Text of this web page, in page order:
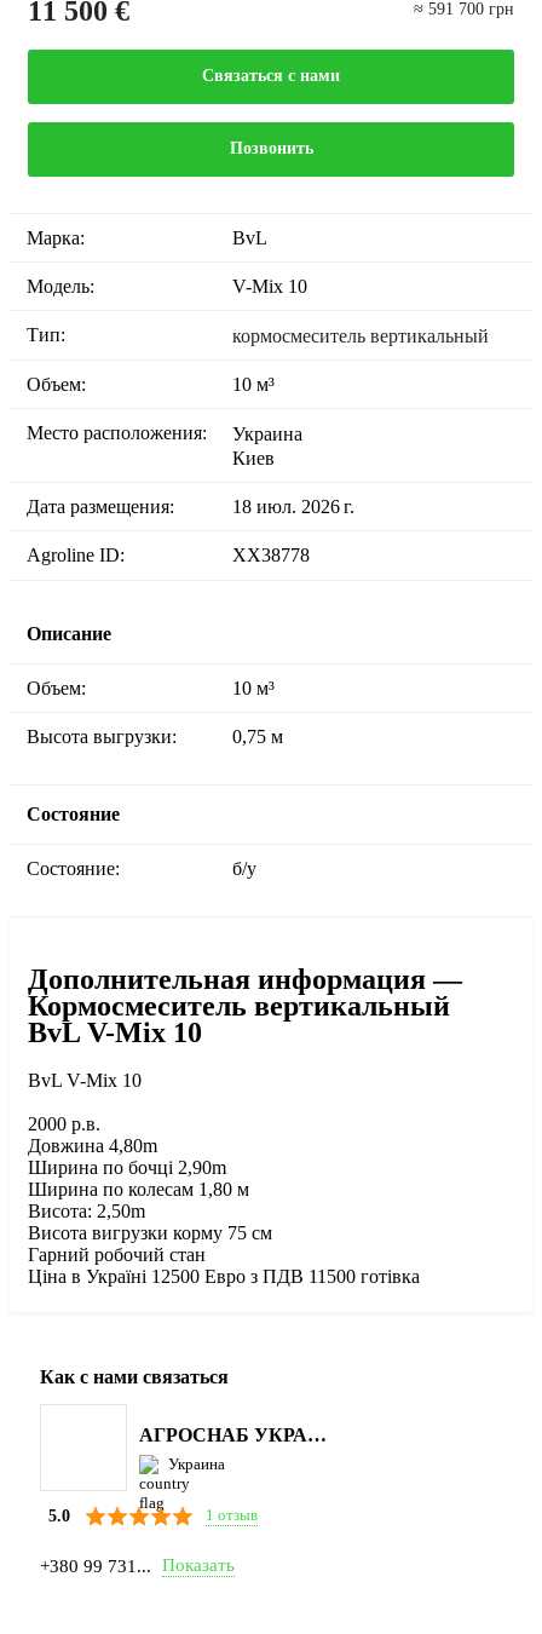
11 500 € ≈ 591 700 грн
Связаться с нами
Позвонить
Марка: BvL
Модель: V-Mix 10
Тип: кормосмеситель вертикальный
Объем: 10 м³
Место расположения:
Украина
Киев
Дата размещения: 18 июл. 2026 г.
Agroline ID: XX38778
Описание
Объем: 10 м³
Высота выгрузки: 0,75 м
Состояние
Состояние: б/у
Дополнительная информация —
Кормосмеситель вертикальный
BvL V-Mix 10
BvL V-Mix 10
2000 р.в.
Довжина 4,80m
Ширина по бочці 2,90m
Ширина по колесам 1,80 м
Висота: 2,50m
Висота вигрузки корму 75 см
Гарний робочий стан
Ціна в Україні 12500 Евро з ПДВ 11500 готівка
Как с нами связаться
АГРОСНАБ УКРАЇНА
Украина
5.0 1 отзыв
+380 99 731... Показать